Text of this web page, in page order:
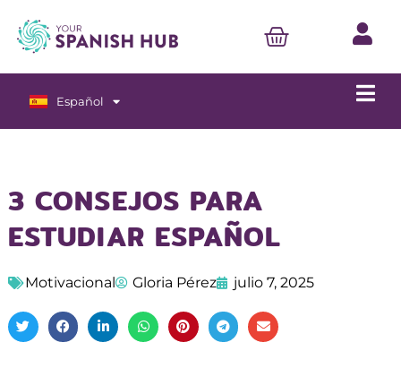
Español
English
3 CONSEJOS PARA
ESTUDIAR ESPAÑOL
Motivacional Gloria Pérez julio 7, 2025